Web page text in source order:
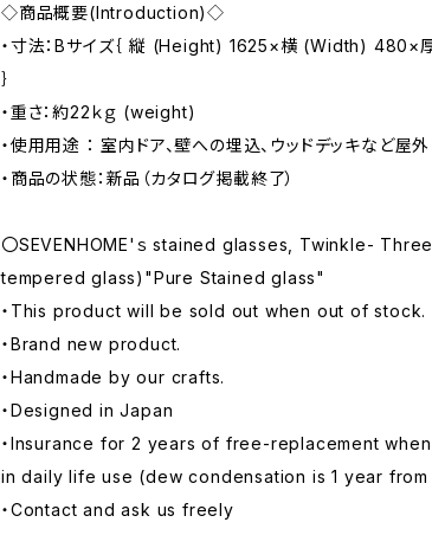
◇商品概要(Introduction)◇
・寸法：Bサイズ｛ 縦 (Height) 1625×横 (Width)
｝
・重さ：約22ｋｇ (weight)
・使用用途 ： 室内ドア、壁への埋込、ウッドデッキなど屋外
・商品の状態：新品（カタログ掲載終了）
〇SEVENHOME'ｓ stained glasses, Twinkle-
tempered glass)"Pure Stained glass"
・This product will be sold out when out of stock.
・Brand new product.
・Handmade by our crafts.
・Designed in Japan
・Insurance for 2 years of free-replacement
in daily life use (dew condensation is 1 year
・Contact and ask us freely